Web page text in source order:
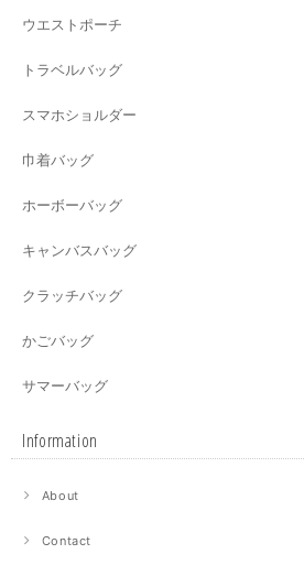
ウエストポーチ
トラベルバッグ
スマホショルダー
巾着バッグ
ホーボーバッグ
キャンバスバッグ
クラッチバッグ
かごバッグ
サマーバッグ
Information
About
Contact